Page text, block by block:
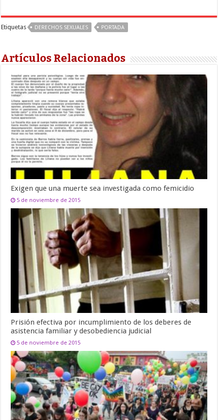
Etiquetas DERECHOS SEXUALES PORTADA
Artículos Relacionados
Exigen que una muerte sea investigada como femicidio
5 de noviembre de 2015
Prisión efectiva por incumplimiento de los deberes de
asistencia familiar y desobediencia judicial
5 de noviembre de 2015